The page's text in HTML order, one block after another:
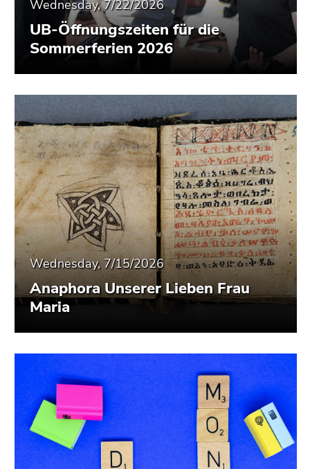
Wednesday, 7/22/2026
UB-Öffnungszeiten für die
Sommerferien 2026
Wednesday, 7/15/2026
Anaphora Unserer Lieben Frau
Maria